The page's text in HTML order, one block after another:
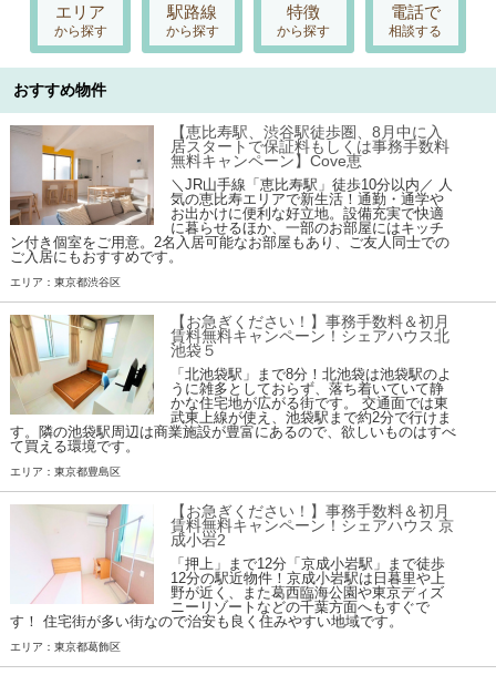
エリア
から探す
駅路線
から探す
特徴
から探す
電話で
相談する
おすすめ物件
【恵比寿駅、渋谷駅徒歩圏、8月中に入
居スタートで保証料もしくは事務手数料
無料キャンペーン】Cove恵
＼JR山手線「恵比寿駅」徒歩10分以内／ 人
気の恵比寿エリアで新生活！通勤・通学や
お出かけに便利な好立地。設備充実で快適
に暮らせるほか、一部のお部屋にはキッチ
ン付き個室をご用意。2名入居可能なお部屋もあり、ご友人同士での
ご入居にもおすすめです。
エリア：東京都渋谷区
【お急ぎください！】事務手数料＆初月
賃料無料キャンペーン！シェアハウス北
池袋５
「北池袋駅」まで8分！北池袋は池袋駅のよ
うに雑多としておらず、落ち着いていて静
かな住宅地が広がる街です。 交通面では東
武東上線が使え、池袋駅まで約2分で行けま
す。隣の池袋駅周辺は商業施設が豊富にあるので、欲しいものはすべ
て買える環境です。
エリア：東京都豊島区
【お急ぎください！】事務手数料＆初月
賃料無料キャンペーン！シェアハウス 京
成小岩2
「押上」まで12分「京成小岩駅」まで徒歩
12分の駅近物件！京成小岩駅は日暮里や上
野が近く、また葛西臨海公園や東京ディズ
ニーリゾートなどの千葉方面へもすぐで
す！ 住宅街が多い街なので治安も良く住みやすい地域です。
エリア：東京都葛飾区